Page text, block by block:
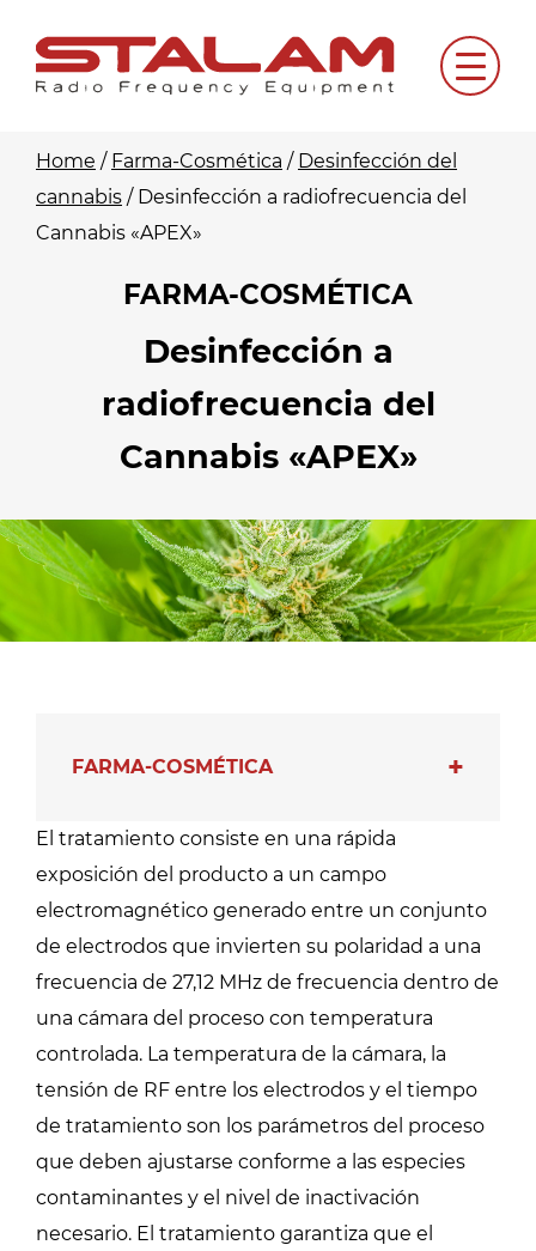
content
Menu
Home / Farma-Cosmética / Desinfección del
cannabis / Desinfección a radiofrecuencia del
Cannabis «APEX»
FARMA-COSMÉTICA
Desinfección a
radiofrecuencia del
Cannabis «APEX»
FARMA-COSMÉTICA
El tratamiento consiste en una rápida
exposición del producto a un campo
electromagnético generado entre un conjunto
de electrodos que invierten su polaridad a una
frecuencia de 27,12 MHz de frecuencia dentro de
una cámara del proceso con temperatura
controlada. La temperatura de la cámara, la
tensión de RF entre los electrodos y el tiempo
de tratamiento son los parámetros del proceso
que deben ajustarse conforme a las especies
contaminantes y el nivel de inactivación
necesario. El tratamiento garantiza que el